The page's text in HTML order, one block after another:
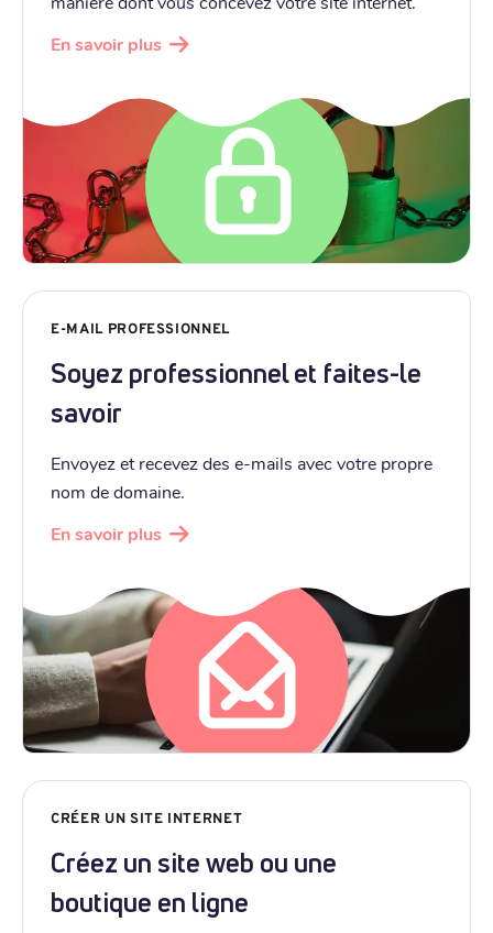
En savoir plus
E-MAIL PROFESSIONNEL
Soyez professionnel et faites-le
savoir
Envoyez et recevez des e-mails avec votre propre
nom de domaine.
En savoir plus
CRÉER UN SITE INTERNET
Créez un site web ou une
boutique en ligne